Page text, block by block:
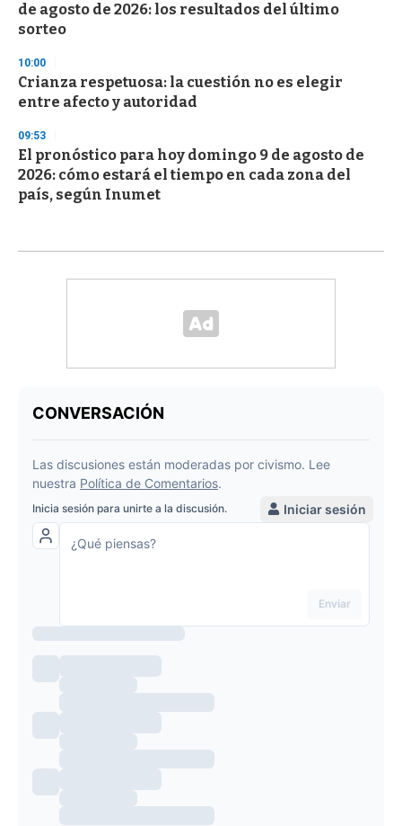
de agosto de 2026: los resultados del último
sorteo
10:00
Crianza respetuosa: la cuestión no es elegir
entre afecto y autoridad
09:53
El pronóstico para hoy domingo 9 de agosto de
2026: cómo estará el tiempo en cada zona del
país, según Inumet